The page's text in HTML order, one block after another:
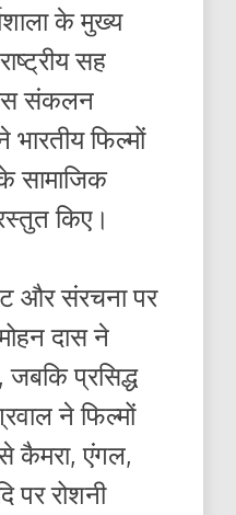
के मुख्य
सह
संकलन
भारतीय फिल्मों
सामाजिक
किए।
और संरचना पर
दास ने
जबकि प्रसिद्ध
ने फिल्मों
कैमरा, एंगल,
पर रोशनी